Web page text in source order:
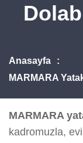
Anasayfa
MARMARA
MARMARA
kadromuzla,